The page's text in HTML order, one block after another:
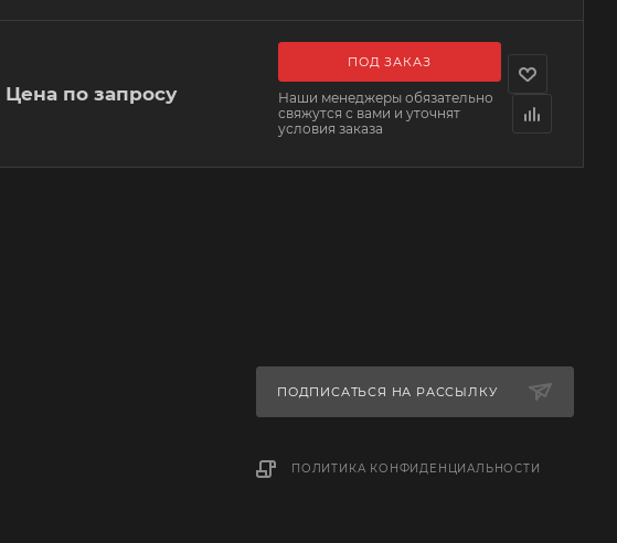
Цена по запросу
ПОД ЗАКАЗ
Наши менеджеры обязательно
свяжутся с вами и уточнят
условия заказа
ПОДПИСАТЬСЯ НА РАССЫЛКУ
ПОЛИТИКА КОНФИДЕНЦИАЛЬНОСТИ